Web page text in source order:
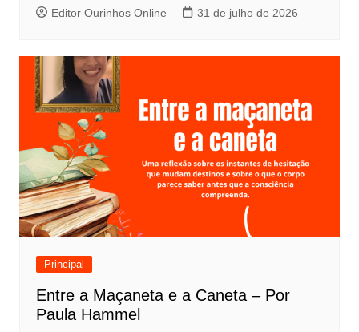
Editor Ourinhos Online 31 de julho de 2026
Principal
Entre a Maçaneta e a Caneta – Por
Paula Hammel